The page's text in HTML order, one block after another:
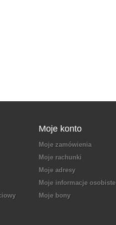
Moje konto
Moje zamówienia
Moje rachunki
Moje adresy
Moje informacje osobiste
Moje bony